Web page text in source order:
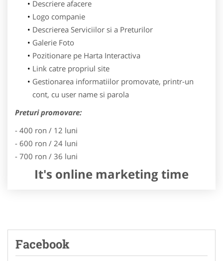
Descriere afacere
Logo companie
Descrierea Serviciilor si a Preturilor
Galerie Foto
Pozitionare pe Harta Interactiva
Link catre propriul site
Gestionarea informatiilor promovate, printr-un
cont, cu user name si parola
Preturi promovare:
- 400 ron / 12 luni
- 600 ron / 24 luni
- 700 ron / 36 luni
It's online marketing time
Facebook